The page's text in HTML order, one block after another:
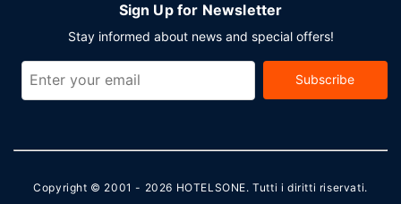
Sign Up for Newsletter
Stay informed about news and special offers!
Subscribe
Copyright © 2001 - 2026 HOTELSONE. Tutti i diritti riservati.